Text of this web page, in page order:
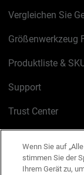
Vergleichen Sie
Größenwerkzeug
Produktliste &
Support
Trust Center
Cookie-Richtlinie
Wenn Sie auf
stimmen Sie der
Ihrem Gerät zu,